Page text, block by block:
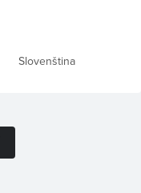
Slovenština